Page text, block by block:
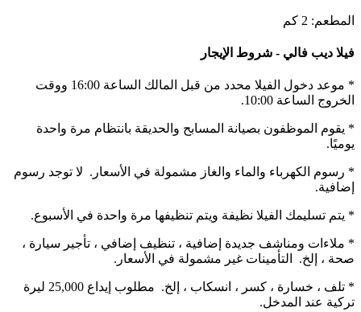
المطعم: 2 كم
فيلا ديب فالي - شروط الإيجار
* موعد دخول الفيلا محدد من قبل المالك الساعة 16:00 ووقت
الخروج الساعة 10:00.
* يقوم الموظفون بصيانة المسابح والحديقة بانتظام مرة واحدة
يوميًا.
* رسوم الكهرباء والماء والغاز مشمولة في الأسعار. لا توجد رسوم
إضافية.
* يتم تسليمك الفيلا نظيفة ويتم تنظيفها مرة واحدة في الأسبوع.
* ملاءات ومناشف جديدة إضافية ، تنظيف إضافي ، تأجير سيارة ،
صحة ، إلخ. التأمينات غير مشمولة في الأسعار.
* تلف ، خسارة ، كسر ، انسكاب ، إلخ. مطلوب إيداع 25,000 ليرة
تركية عند المدخل.